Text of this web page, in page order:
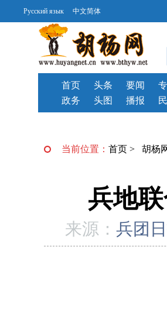
Русский язык 中文简体
首页 头条
要闻
政务
头图 播报
当前位置： 首页 > 胡杨
兵地
来源： 兵团